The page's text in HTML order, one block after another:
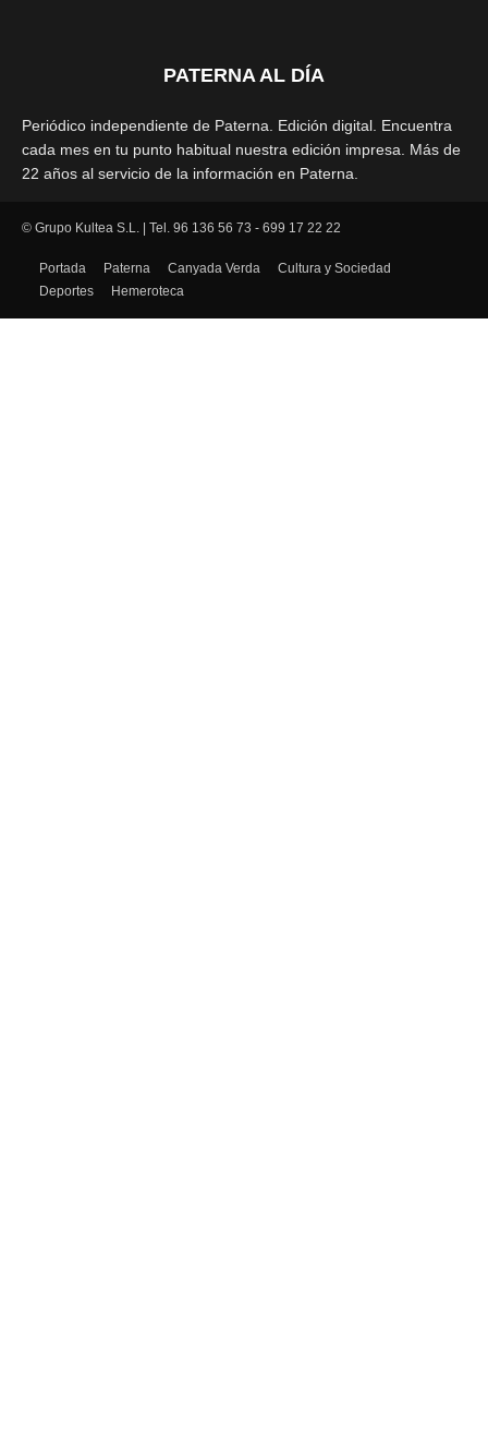
PATERNA AL DÍA
Periódico independiente de Paterna. Edición digital. Encuentra
cada mes en tu punto habitual nuestra edición impresa. Más de
22 años al servicio de la información en Paterna.
SÍGUENOS
© Grupo Kultea S.L. | Tel. 96 136 56 73 - 699 17 22 22
Portada Paterna Canyada Verda
Cultura y Sociedad
Deportes
Hemeroteca